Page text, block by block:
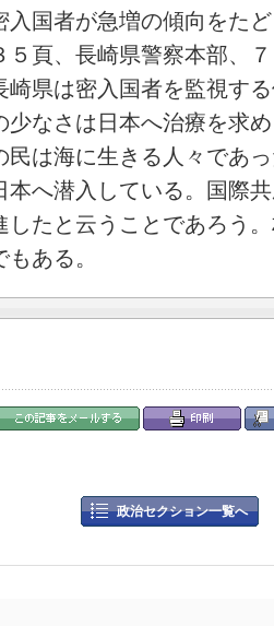
入国者が急増の傾向をた
５頁、長崎県警察本部、
崎県は密入国者を監視す
少なさは日本へ治療を求
民は海に生きる人々であ
本へ潜入している。国際
したと云うことであろう
ある。
政治セクション一覧へ